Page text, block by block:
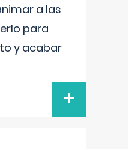
a las
para
y acabar
+